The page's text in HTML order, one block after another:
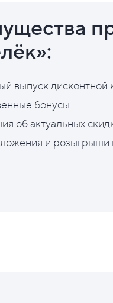
выпуск дисконтной
бонусы
об актуальных
и розыгрыши